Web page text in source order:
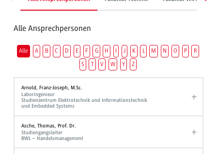
Alle Ansprechpersonen
Alle A B C D E F G H I J K L M N O P
R
S
T V W Y Z
Arnold, Franz-Joseph, M.Sc.
Laboringenieur
Studienzentrum Elektrotechnik und Informationstechnik
und Embedded Systems
Asche, Thomas, Prof. Dr.
Studiengangsleiter
BWL – Handelsmanagement